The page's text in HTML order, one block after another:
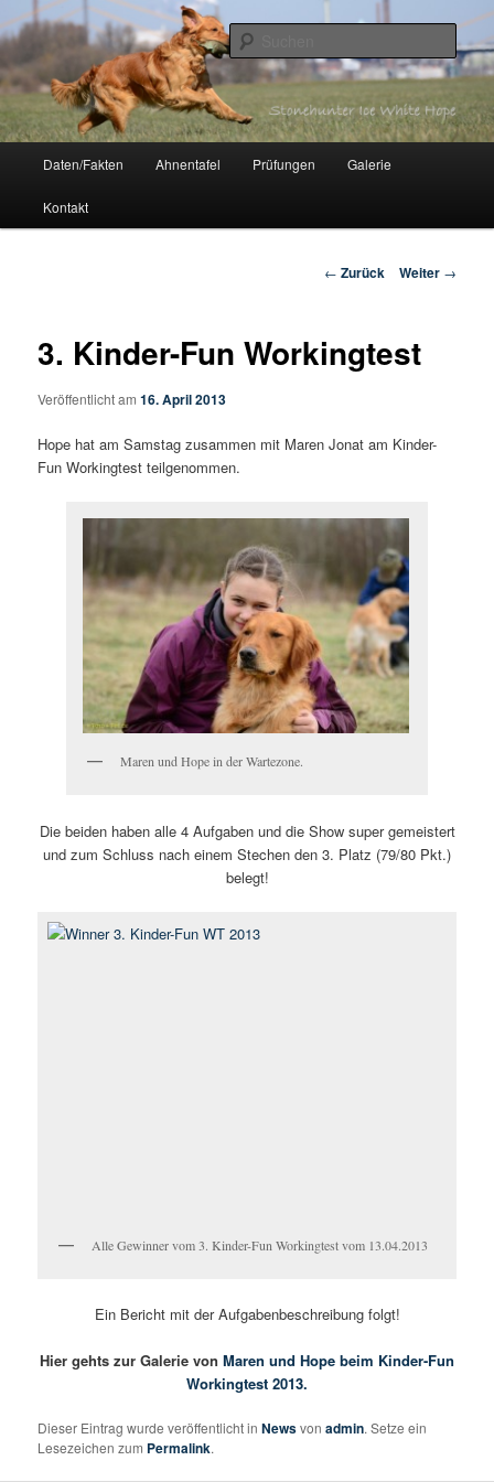
Zum
Inhalt
wechseln
Stonehunter Ice White Hope
Daten/Fakten Ahnentafel Prüfungen Galerie
Kontakt
Beitrags-
← Zurück Weiter →
3. Kinder-Fun Workingtest
Veröffentlicht am16. April 2013
Hope hat am Samstag zusammen mit Maren Jonat am Kinder-
Fun Workingtest teilgenommen.
Maren und Hope in der Wartezone.
Die beiden haben alle 4 Aufgaben und die Show super gemeistert
und zum Schluss nach einem Stechen den 3. Platz (79/80 Pkt.)
belegt!
Alle Gewinner vom 3. Kinder-Fun Workingtest vom 13.04.2013
Ein Bericht mit der Aufgabenbeschreibung folgt!
Hier gehts zur Galerie von Maren und Hope beim Kinder-Fun
Workingtest 2013.
Dieser Eintrag wurde veröffentlicht inNewsvonadmin. Setze ein
Lesezeichen zum Permalink.